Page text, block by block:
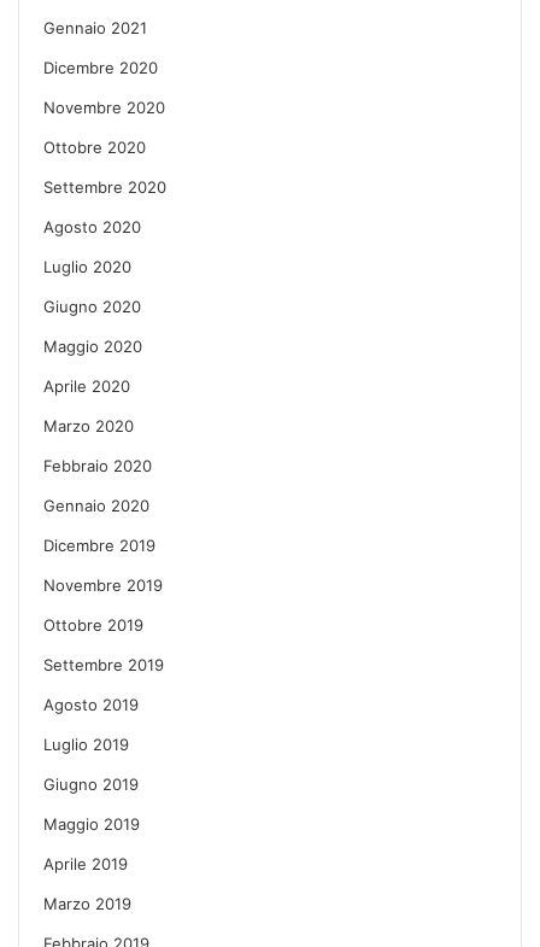
Gennaio 2021
Dicembre 2020
Novembre 2020
Ottobre 2020
Settembre 2020
Agosto 2020
Luglio 2020
Giugno 2020
Maggio 2020
Aprile 2020
Marzo 2020
Febbraio 2020
Gennaio 2020
Dicembre 2019
Novembre 2019
Ottobre 2019
Settembre 2019
Agosto 2019
Luglio 2019
Giugno 2019
Maggio 2019
Aprile 2019
Marzo 2019